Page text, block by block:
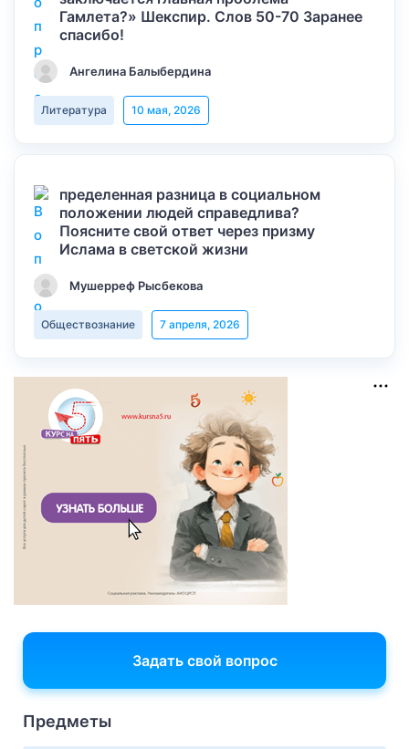
Гамлета?» Шекспир. Слов 50-70 Заранее
спасибо!
Ангелина Балыбердина
Литература 10 мая, 2026
пределенная разница в социальном
положении людей справедлива?
Поясните свой ответ через призму
Ислама в светской жизни
Мушерреф Рысбекова
Обществознание 7 апреля, 2026
Задать свой вопрос
Предметы